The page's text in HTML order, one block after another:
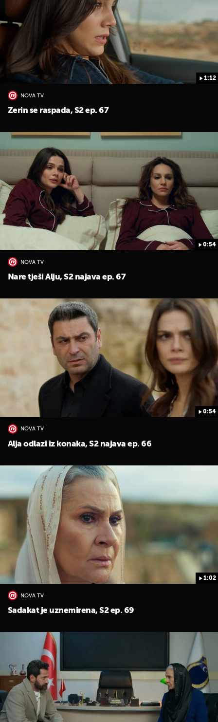
1:12
NOVA TV
Zerin se raspada, S2 ep. 67
0:54
NOVA TV
Nare tješi Alju, S2 najava ep. 67
0:54
NOVA TV
Alja odlazi iz konaka, S2 najava ep. 66
1:02
NOVA TV
Sadakat je uznemirena, S2 ep. 69